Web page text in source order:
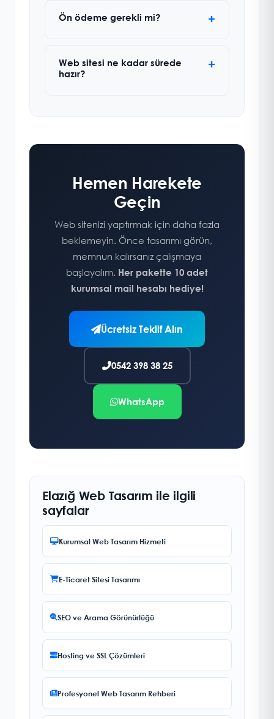
Ön ödeme gerekli mi?
Web sitesi ne kadar sürede
hazır?
Hemen Harekete
Geçin
Web sitenizi yaptırmak için daha fazla
beklemeyin. Önce tasarımı görün,
memnun kalırsanız çalışmaya
başlayalım. Her pakette 10 adet
kurumsal mail hesabı hediye!
Ücretsiz Teklif Alın
0542 398 38 25
WhatsApp
Elazığ Web Tasarım ile ilgili
sayfalar
Kurumsal Web Tasarım Hizmeti
E-Ticaret Sitesi Tasarımı
SEO ve Arama Görünürlüğü
Hosting ve SSL Çözümleri
Profesyonel Web Tasarım Rehberi